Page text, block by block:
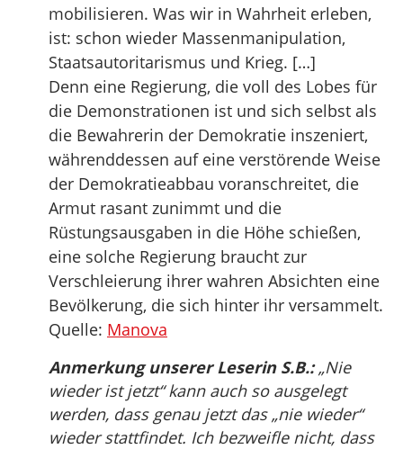
mobilisieren. Was wir in Wahrheit erleben,
ist: schon wieder Massenmanipulation,
Staatsautoritarismus und Krieg. […]
Denn eine Regierung, die voll des Lobes für
die Demonstrationen ist und sich selbst als
die Bewahrerin der Demokratie inszeniert,
währenddessen auf eine verstörende Weise
der Demokratieabbau voranschreitet, die
Armut rasant zunimmt und die
Rüstungsausgaben in die Höhe schießen,
eine solche Regierung braucht zur
Verschleierung ihrer wahren Absichten eine
Bevölkerung, die sich hinter ihr versammelt.
Quelle: Manova
Anmerkung unserer Leserin S.B.:„Nie
wieder ist jetzt“ kann auch so ausgelegt
werden, dass genau jetzt das „nie wieder“
wieder stattfindet. Ich bezweifle nicht, dass